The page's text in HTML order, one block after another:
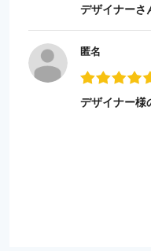
デザイナーさ
匿名
デザイナー様